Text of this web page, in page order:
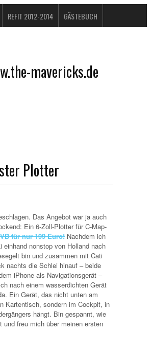
REFIT 2012-2014 GÄSTEBUCH
Plotter
Das Angebot war ja auch
Ein 6-Zoll-Plotter für C-Map-
für nur 199 Euro! Nachdem ich
einhand nonstop von Holland nach
bin und zusammen mit Cati
nachts die Schlei hinauf – beide
iPhone als Navigationsgerät –
nach einem wasserdichten Gerät
Ein Gerät, das nicht unten am
Kartentisch, sondern im Cockpit, in
hängt. Bin gespannt, wie
und freu mich über meinen ersten